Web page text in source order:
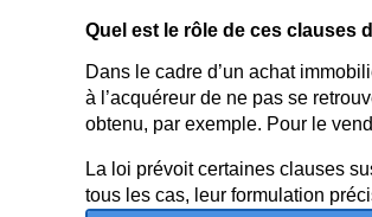
Quel est le rôle de ces clauses
Dans le cadre d’un achat
à l’acquéreur de ne pas se
obtenu, par exemple. Pour le
La loi prévoit certaines clauses
tous les cas, leur formulation